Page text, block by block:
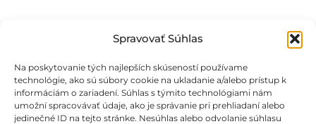
Spravovať Súhlas
Na poskytovanie tých najlepších skúseností používame
technológie, ako sú súbory cookie na ukladanie a/alebo prístup k
informáciám o zariadení. Súhlas s týmito technológiami nám
umožní spracovávať údaje, ako je správanie pri prehliadaní alebo
jedinečné ID na tejto stránke. Nesúhlas alebo odvolanie súhlasu